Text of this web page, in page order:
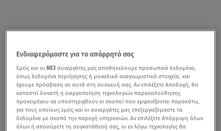
Τουλάχιστον οκτώ άνθρωποι έχουν σκοτωθεί και εννέα
τραυματιστεί από τον βομβαρδισμό των δυνάμεων της
Ρωσίας στην Ουκρανία, δήλωσε σύμβουλος του
ουκρανικού υπουργείου Εσωτερικών Υποθέσεων.
Ενδιαφερόμαστε για το απόρρητό σας
Εμείς και οι603 συνεργάτες μας αποθηκεύουμε προσωπικά δεδομένα,
όπως δεδομένα περιήγησης ή μοναδικά αναγνωριστικά στοιχεία, και
έχουμε πρόσβαση σε αυτά στη συσκευή σας. Αν επιλέξετε Αποδοχή, θα
καταστεί δυνατή η ενεργοποίηση τεχνολογιών παρακολούθησης
προκειμένου να υποστηριχθούν οι σκοποί που εμφανίζονται παρακάτω,
για τους οποίους εμείς και οι συνεργάτες μας επεξεργαζόμαστε τα
δεδομένα με σκοπό την παροχή υπηρεσιών. Αν επιλέξετε Απόρριψη όλων
όλων ή αποσύρετε τη συγκατάθεσή σας, οι εν λόγω τεχνολογίες θα